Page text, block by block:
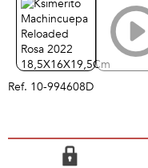
Ref. 10-994608D